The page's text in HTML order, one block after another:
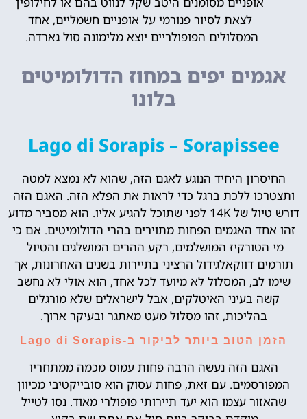
לצאת לסיור פנורמי על אופניים חשמליים, אחד
המסלולים הפופולריים יוצא מלימונה סול גארדה.
אגמים יפים במחוז הדולומיטים
בלונו
Lago di Sorapis – Sorapissee
החיסרון היחיד הנוגע לאגם הזה, שהוא לא נמצא למטה
ותצטרכו ללכת ברגל כדי לראות את הפלא הזה. האגם הזה
דורש טיול של 14K לפני שתוכל להגיע אליו. הוא מסביר מדוע
זהו אחד האגמים הפחות מתוירים בהרי הדולומיטים. אם כי
מי הטורקיז המושלמים, רקע ההרים המושלגים והטיול
תורמים דווקאלגידול הרציני בתיירות בשנים האחרונות, אך
שימו לב, המסלול לא מיועד לכל אחד, הוא אולי לא נחשב
קשה בעיני האיטלקים, אבל לישראלים שלא מורגלים
בהליכות, זהו מסלול מעט מאתגר ובעיקר ארוך.
הזמן הטוב ביותר לביקור ב-Lago di Sorapis
האגם הזה נעשה הרבה פחות עמוס מכמה ממתחריו
המפורסמים. עם זאת, פחות עסוק הוא סובייקטיבי מכיוון
שהאזור עצמו הוא יעד תיירותי פופולרי מאוד. נסו לטייל